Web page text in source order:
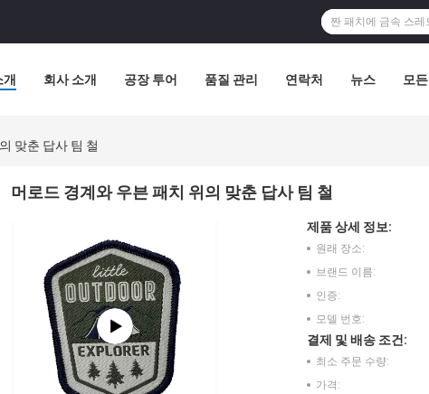
회사 소개 공장 투어 품질 관리 연락처 뉴스 모
맞춘 답사 팀 철
머로드 경계와 우븐 패치 위의 맞춘 답사 팀 철
제품 상세 정보:
원래 장소:
브랜드 이름:
인증:
모델 번호:
결제 및 배송 조건:
최소 주문 수량:
가격: